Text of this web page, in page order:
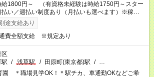
給1800円～ （有資格未経験は時給1750円～スター
い／週払い制度あり（月払いも選べます）※稼働開
き完了次第のお支払いとなります★フルタイムできる
ップ！
途支給あり
費全額支給 ※規定あり
区
駅 / 浅草駅 / 田原町(東京都)駅 / …
園 ＊職場見学OK！＊駅チカ、車通勤OKなどご希